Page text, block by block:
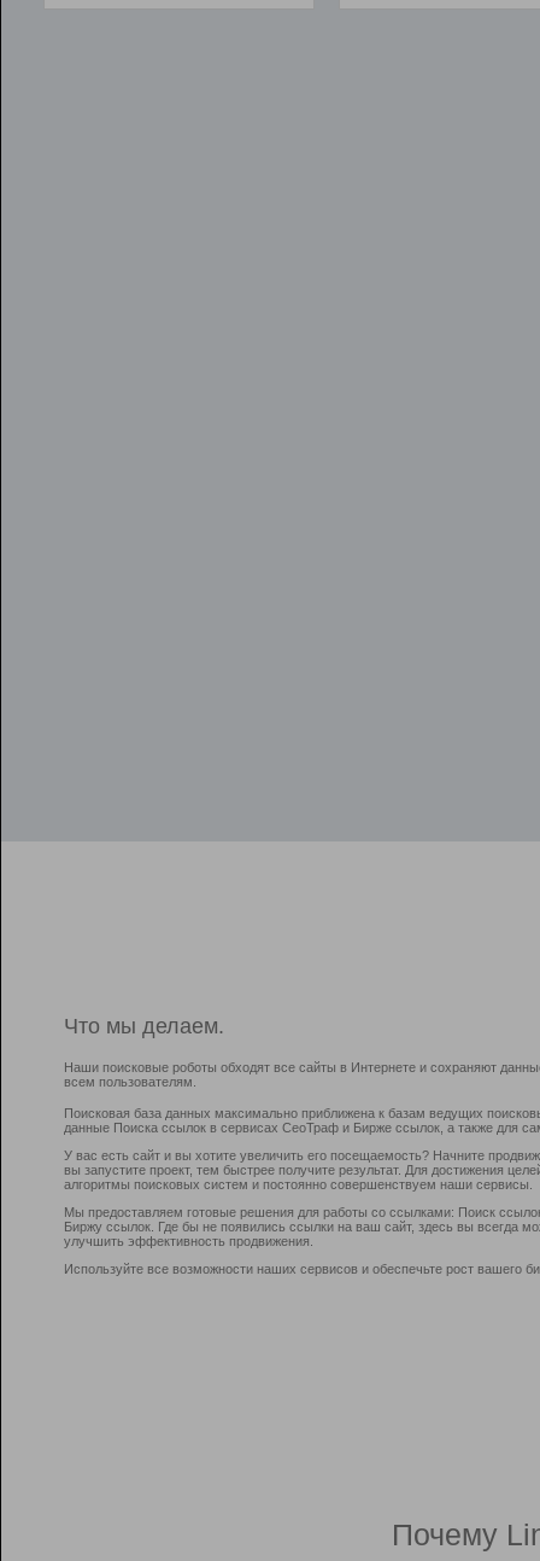
Что мы делаем.
Наши поисковые роботы обходят все сайты в Интернете и сохраняют
всем пользователям.
Поисковая база данных максимально приближена к базам ведущих
данные Поиска ссылок в сервисах СеоТраф и Бирже ссылок, а также для
У вас есть сайт и вы хотите увеличить его посещаемость? Начните
вы запустите проект, тем быстрее получите результат. Для достижения
алгоритмы поисковых систем и постоянно совершенствуем наши сервисы.
Мы предоставляем готовые решения для работы со ссылками: Поиск
Биржу ссылок. Где бы не появились ссылки на ваш сайт, здесь вы всегда
улучшить эффективность продвижения.
Используйте все возможности наших сервисов и обеспечьте рост вашего
Почему